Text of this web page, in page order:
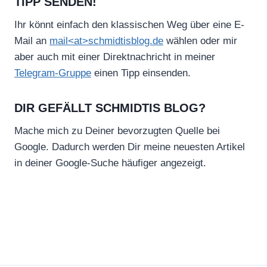
Ihr könnt einfach den klassischen Weg über eine E-
Mail an mail<at>schmidtisblog.de wählen oder mir
aber auch mit einer Direktnachricht in meiner
Telegram-Gruppe einen Tipp einsenden.
DIR GEFÄLLT SCHMIDTIS BLOG?
Mache mich zu Deiner bevorzugten Quelle bei
Google. Dadurch werden Dir meine neuesten Artikel
in deiner Google-Suche häufiger angezeigt.